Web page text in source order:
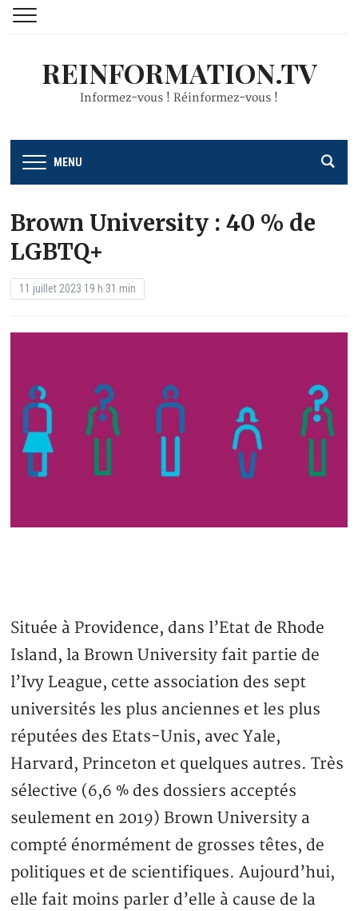
REINFORMATION.TV
Informez-vous ! Réinformez-vous !
MENU
Brown University : 40 % de
LGBTQ+
11 juillet 2023 19 h 31 min
Située à Providence, dans l’Etat de Rhode
Island, la Brown University fait partie de
l’Ivy League, cette association des sept
universités les plus anciennes et les plus
réputées des Etats-Unis, avec Yale,
Harvard, Princeton et quelques autres. Très
sélective (6,6 % des dossiers acceptés
seulement en 2019) Brown University a
compté énormément de grosses têtes, de
politiques et de scientifiques. Aujourd’hui,
elle fait moins parler d’elle à cause de la